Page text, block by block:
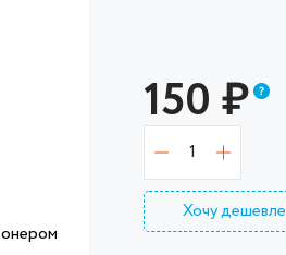
150₽
1
Хочу дешевле